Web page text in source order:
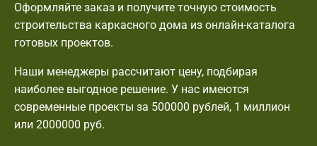
Оформляйте заказ и получите точную стоимость
строительства каркасного дома из онлайн-каталога
готовых проектов.
Наши менеджеры рассчитают цену, подбирая
наиболее выгодное решение. У нас имеются
современные проекты за 500000 рублей, 1 миллион
или 2000000 руб.